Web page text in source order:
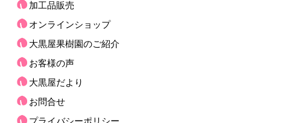
加工品販売
オンラインショップ
大黒屋果樹園のご紹介
お客様の声
大黒屋だより
お問合せ